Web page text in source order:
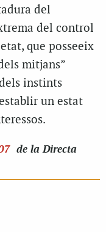
del
del control
que posseeix
mitjans”
instints
un estat
de la Directa